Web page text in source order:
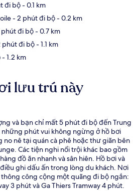
đi bộ- 0.1 km
- 2 phút đi bộ- 0.2 km
đi bộ- 0.7 km
phút đi bộ- 1.1 km
- 1.2 km
lưu trú này
và bạn chỉ mất 5 phút đi bộ đến Trung
những phút vui không ngừng ở hồ bơi
no nê tại quán cà phê hoặc thư giãn bên
Các tiện nghi nổi trội khác bao gồm
đồ ăn nhanh và sân hiên. Hồ bơi và
ghi dấu ấn trong lòng du khách. Nơi
công cộng một quãng đi bộ ngắn:
3 phút và Ga Thiers Tramway 4 phút.